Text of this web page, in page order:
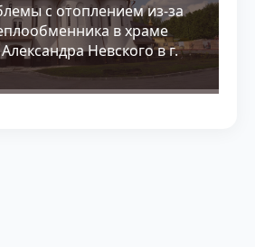
с отоплением из-за
в храме
Невского в г.